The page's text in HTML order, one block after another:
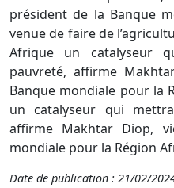
président de la Banque
venue de faire de
Afrique un catalyseur
pauvreté, affirme
Banque mondiale pour la
un catalyseur qui
affirme Makhtar Diop,
mondiale pour la Région
Date de publication : 21/02/